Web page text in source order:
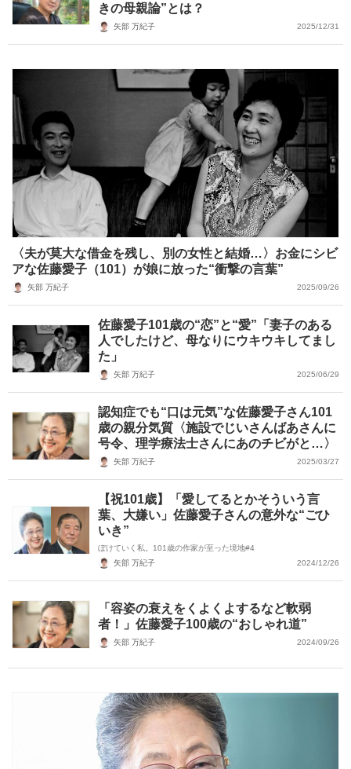
きの母親論”とは？
矢部 万紀子 2025/12/31
〈夫が莫大な借金を残し、別の女性と結婚…〉お金にシビ
アな佐藤愛子（101）が娘に放った“衝撃の言葉”
矢部 万紀子 2025/09/26
佐藤愛子101歳の“恋”と“愛”「妻子のある
人でしたけど、母なりにウキウキしてまし
た」
矢部 万紀子 2025/06/29
認知症でも“口は元気”な佐藤愛子さん101
歳の親分気質〈施設でじいさんばあさんに
号令、理学療法士さんにあのチビがと…〉
矢部 万紀子 2025/03/27
【祝101歳】「愛してるとかそういう言
葉、大嫌い」佐藤愛子さんの意外な“ごひ
いき”
ぼけていく私。101歳の作家が至った境地#4
矢部 万紀子
2024/12/26
「容姿の衰えをくよくよするなど軟弱
者！」佐藤愛子100歳の“おしゃれ道”
矢部 万紀子 2024/09/26